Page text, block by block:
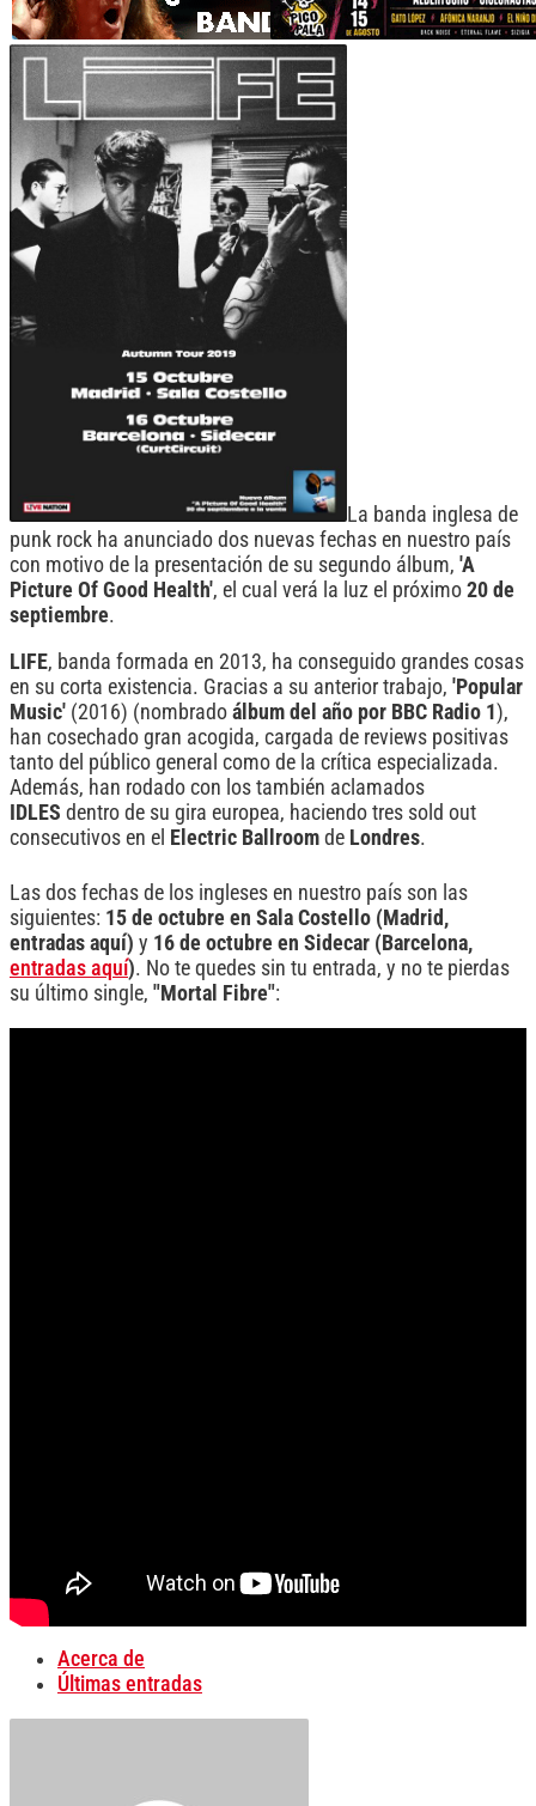
La banda inglesa de
punk rock ha anunciado dos nuevas fechas en nuestro país
con motivo de la presentación de su segundo álbum, 'A
Picture Of Good Health', el cual verá la luz el próximo 20 de
septiembre.
LIFE, banda formada en 2013, ha conseguido grandes cosas
en su corta existencia. Gracias a su anterior trabajo, 'Popular
Music' (2016) (nombrado álbum del año por BBC Radio 1),
han cosechado gran acogida, cargada de reviews positivas
tanto del público general como de la crítica especializada.
Además, han rodado con los también aclamados
IDLES dentro de su gira europea, haciendo tres sold out
consecutivos en el Electric Ballroom de Londres.
Las dos fechas de los ingleses en nuestro país son las
siguientes: 15 de octubre en Sala Costello (Madrid,
entradas aquí) y 16 de octubre en Sidecar (Barcelona,
entradas aquí). No te quedes sin tu entrada, y no te pierdas
su último single, "Mortal Fibre":
Acerca de
Últimas entradas